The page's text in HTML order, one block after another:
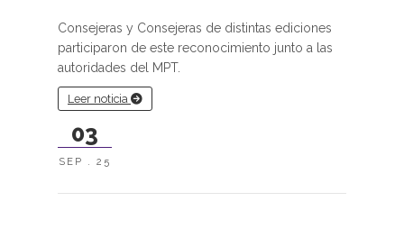
Consejeras y Consejeras de distintas ediciones
participaron de este reconocimiento junto a las
autoridades del MPT.
Leer noticia
03
SEP . 25